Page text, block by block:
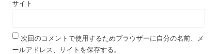
サイト
次回のコメントで使用するためブラウザーに自分の名前、メ
ールアドレス、サイトを保存する。